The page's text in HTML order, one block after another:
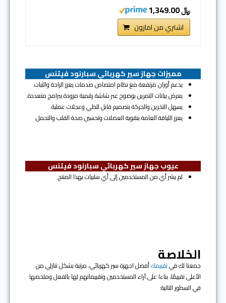
﷼ 1,349.00
اشتري من امازون
مميزات جهاز سير كهربائي سبارنود فيتنس
يدعم أوزان مرتفعة مع نظام امتصاص صدمات يعزز الراحة والثبات.
يعرض بيانات التمرين بوضوح عبر شاشة رقمية مزودة ببرامج متعددة.
يسهل التخزين والحركة بتصميم قابل للطي وعجلات عملية.
يعزز اللياقة العامة بتقوية العضلات وتحسين صحة القلب والتحمل.
عيوب جهاز سير كهربائي سبارنود فيتنس
لم يشر أي من المستخدمين إلى أي سلبيات بهذا المنتج.
الخلاصة
جمعنا لك فيتقييمكأفضل اجهزة سير كهربائي، مرتبة بشكل تنازلي من
الأعلى تقييمًا، بناءا على آراء المستخدمين وتقييماتهم لها بالفعل وملخصها
في السطور التالية: